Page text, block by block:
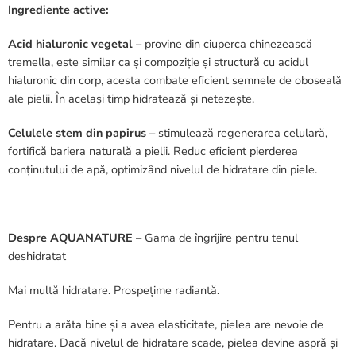
Ingrediente active:
Acid hialuronic vegetal – provine din ciuperca chinezească
tremella, este similar ca și compoziție și structură cu acidul
hialuronic din corp, acesta combate eficient semnele de oboseală
ale pielii. În același timp hidratează și netezește.
Celulele stem din papirus – stimulează regenerarea celulară,
fortifică bariera naturală a pielii. Reduc eficient pierderea
conținutului de apă, optimizând nivelul de hidratare din piele.
Despre AQUANATURE – Gama de îngrijire pentru tenul
deshidratat
Mai multă hidratare. Prospețime radiantă.
Pentru a arăta bine și a avea elasticitate, pielea are nevoie de
hidratare. Dacă nivelul de hidratare scade, pielea devine aspră și